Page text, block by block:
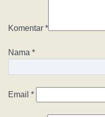
Komentar *
Nama *
Email *